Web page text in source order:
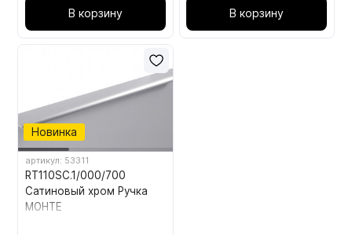
В корзину В корзину
Новинка
артикул: 53311
RT110SC.1/000/700
Сатиновый хром Ручка
МОНТЕ